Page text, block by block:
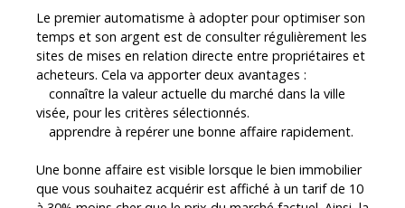
Le premier automatisme à adopter pour optimiser son
temps et son argent est de consulter régulièrement les
sites de mises en relation directe entre propriétaires et
acheteurs. Cela va apporter deux avantages :
connaître la valeur actuelle du marché dans la ville
visée, pour les critères sélectionnés.
apprendre à repérer une bonne affaire rapidement.
Une bonne affaire est visible lorsque le bien immobilier
que vous souhaitez acquérir est affiché à un tarif de 10